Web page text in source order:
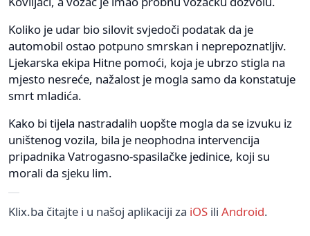
Koliko je udar bio silovit svjedoči podatak da je
automobil ostao potpuno smrskan i neprepoznatljiv.
Ljekarska ekipa Hitne pomoći, koja je ubrzo stigla na
mjesto nesreće, nažalost je mogla samo da konstatuje
smrt mladića.
Kako bi tijela nastradalih uopšte mogla da se izvuku iz
uništenog vozila, bila je neophodna intervencija
pripadnika Vatrogasno-spasilačke jedinice, koji su
morali da sjeku lim.
Klix.ba čitajte i u našoj aplikaciji za iOS ili Android.